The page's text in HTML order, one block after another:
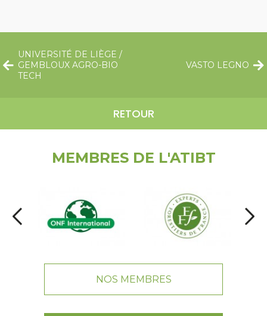
UNIVERSITÉ DE LIÈGE /
GEMBLOUX AGRO-BIO
TECH
RETOUR
VASTO LEGNO
MEMBRES DE L'ATIBT
NOS MEMBRES